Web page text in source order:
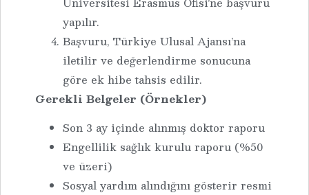
yapılır.
Başvuru, Türkiye Ulusal Ajansı’na
iletilir ve değerlendirme sonucuna
göre ek hibe tahsis edilir.
Gerekli Belgeler (Örnekler)
Son 3 ay içinde alınmış doktor raporu
Engellilik sağlık kurulu raporu (%50
ve üzeri)
Sosyal yardım alındığını gösterir resmi